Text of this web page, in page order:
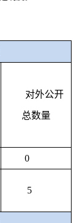
对外公开
总数量
0
5